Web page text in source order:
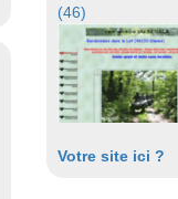
(46)
Votre site ici ?